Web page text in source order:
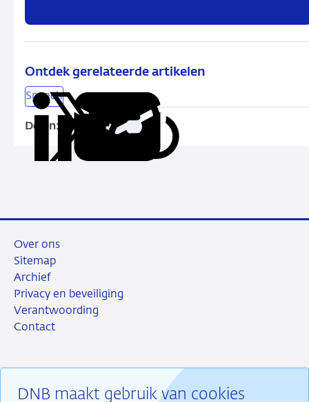
Ontdek gerelateerde artikelen
Speech
Delen:
Deel
via
DeelDeelKopieer
DNB maakt gebruik van cookies
Over ons
Sitemap
Archief
Privacy en beveiliging
Verantwoording
Contact
RSS InstagramLinkedin
X